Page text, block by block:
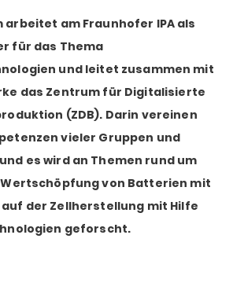
arbeitet am Fraunhofer IPA als
für das Thema
und leitet zusammen mit
das Zentrum für Digitalisierte
(ZDB). Darin vereinen
vieler Gruppen und
es wird an Themen rund um
von Batterien mit
auf der Zellherstellung mit Hilfe
geforscht.